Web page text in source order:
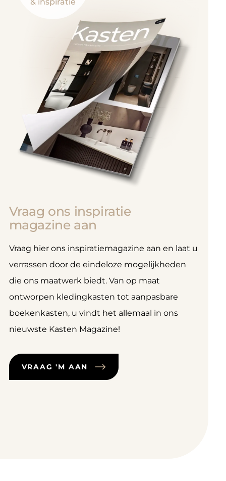
Vraag ons inspiratie
magazine aan
Vraag hier ons inspiratiemagazine aan en laat u
verrassen door de eindeloze mogelijkheden
die ons maatwerk biedt. Van op maat
ontworpen kledingkasten tot aanpasbare
boekenkasten, u vindt het allemaal in ons
nieuwste Kasten Magazine!
VRAAG 'M AAN